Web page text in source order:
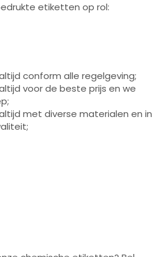
etiketten op rol:
conform alle regelgeving;
voor de beste prijs en we
met diverse materialen en in